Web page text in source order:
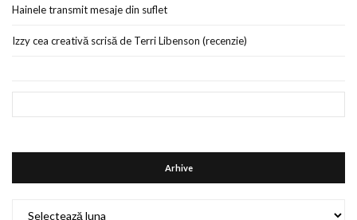
Hainele transmit mesaje din suflet
Izzy cea creativă scrisă de Terri Libenson (recenzie)
Arhive